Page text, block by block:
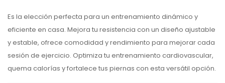
Es la elección perfecta para un entrenamiento dinámico y
eficiente en casa. Mejora tu resistencia con un diseño ajustable
y estable, ofrece comodidad y rendimiento para mejorar cada
sesión de ejercicio. Optimiza tu entrenamiento cardiovascular,
quema calorías y fortalece tus piernas con esta versátil opción.